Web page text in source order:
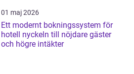
01 maj 2026
Ett modernt bokningssystem för
hotell nyckeln till nöjdare gäster
och högre intäkter